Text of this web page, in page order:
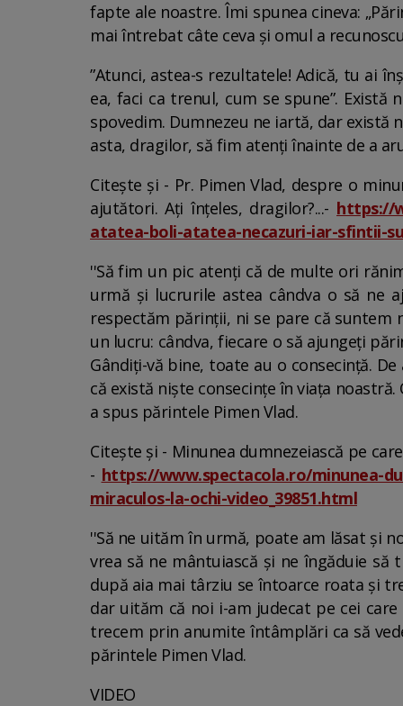
fapte ale noastre. Îmi spunea cineva:
mai întrebat câte ceva și omul a
”Atunci, astea-s rezultatele! Adică, tu ai
ea, faci ca trenul, cum se spune”.
spovedim. Dumnezeu ne iartă, dar există
asta, dragilor, să fim atenți înainte de a
Citește și - Pr. Pimen Vlad, despre o
ajutători. Ați înțeles, dragilor?...- https://
atatea-boli-atatea-necazuri-iar-sfintii-
''Să fim un pic atenți că de multe ori
urmă și lucrurile astea cândva o să ne
respectăm părinții, ni se pare că suntem
un lucru: cândva, fiecare o să ajungeți
Gândiți-vă bine, toate au o consecință.
că există niște consecințe în viața
a spus părintele Pimen Vlad.
Citește și - Minunea dumnezeiască pe
- https://www.spectacola.ro/minunea-
miraculos-la-ochi-video_39851.html
''Să ne uităm în urmă, poate am lăsat și
vrea să ne mântuiască și ne îngăduie
după aia mai târziu se întoarce roata și
dar uităm că noi i-am judecat pe cei
trecem prin anumite întâmplări ca să
părintele Pimen Vlad.
VIDEO